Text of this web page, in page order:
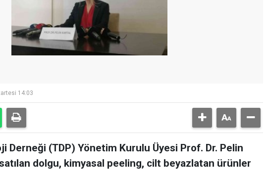
14:03
Derneği (TDP) Yönetim Kurulu Üyesi Prof. Dr. Pelin
dolgu, kimyasal peeling, cilt beyazlatan ürünler